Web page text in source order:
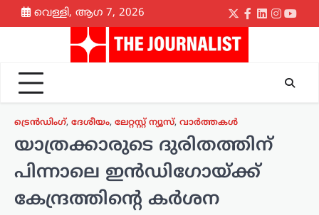
Skip
to
വെള്ളി, ആഗ 7, 2026
Twitter
Facebook
LinkedIn
ട്രെൻഡിംഗ്, ദേശീയം, ലേറ്റസ്റ്റ് ന്യൂസ്, വാർത്തകൾ
യാത്രക്കാരുടെ ദുരിതത്തിന്
പിന്നാലെ ഇൻഡിഗോയ്ക്ക്
കേന്ദ്രത്തിന്റെ കർശന